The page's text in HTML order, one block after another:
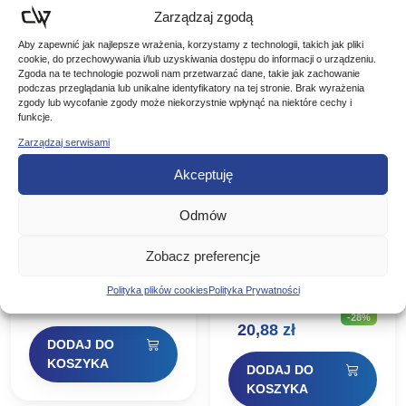
Zarządzaj zgodą
Aby zapewnić jak najlepsze wrażenia, korzystamy z technologii, takich jak pliki
cookie, do przechowywania i/lub uzyskiwania dostępu do informacji o urządzeniu.
Zgoda na te technologie pozwoli nam przetwarzać dane, takie jak zachowanie
podczas przeglądania lub unikalne identyfikatory na tej stronie. Brak wyrażenia
zgody lub wycofanie zgody może niekorzystnie wpłynąć na niektóre cechy i
funkcje.
Zarządzaj serwisami
Akceptuję
Odmów
Zobacz preferencje
Polityka plików cookiesPolityka Prywatności
Gap Offset Hook ponad
tamtym czasie Hayabusa
Fishing była wiodącym
innowatorem w
projektowaniu haków
wędkarskich w…
DODAJ DO
KOSZYKA
Promocja!
Wide Gape Texas
ILLEX Haki Hayabusa
Texas #1 Ten FINESSE
średniej wielkości hak
węglowy, który zapewnia
między niską wagą…
Pierwotna
cena
wynosiła:
20,88 złAktualna
cena
wynosi:
-28%
DODAJ DO
KOSZYKA